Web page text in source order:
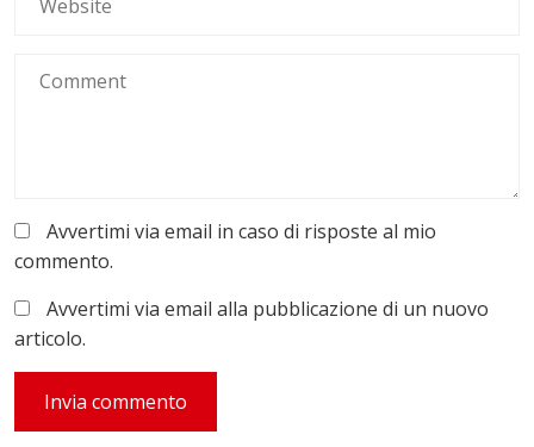
Avvertimi via email in caso di risposte al mio
commento.
Avvertimi via email alla pubblicazione di un nuovo
articolo.